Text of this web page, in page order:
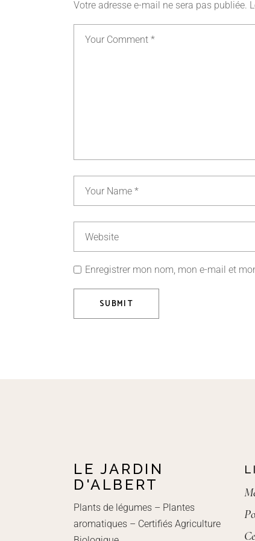
Votre adresse e-mail ne sera pas publiée.
Enregistrer mon nom, mon e-mail et
SUBMIT
LE JARDIN
D'ALBERT
Plants de légumes – Plantes
aromatiques – Certifiés Agriculture